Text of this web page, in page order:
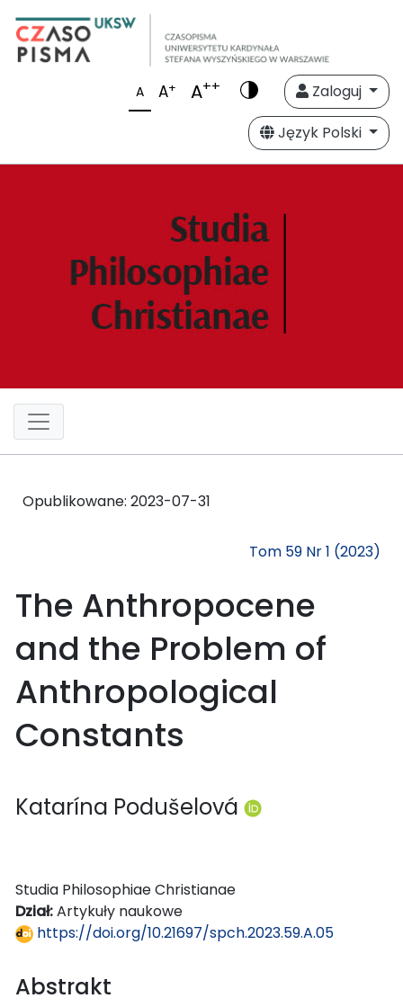
A A+ A++
Zaloguj
Język Polski
Opublikowane: 2023-07-31
Tom 59 Nr 1 (2023)
The Anthropocene
and the Problem of
Anthropological
Constants
Katarína Podušelová
Studia Philosophiae Christianae
Dział:Artykuły naukowe
https://doi.org/10.21697/spch.2023.59.A.05
Abstrakt